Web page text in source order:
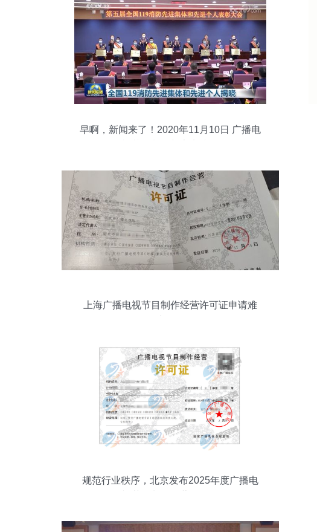
早啊，新闻来了！2020年11月10日 广播电
上海广播电视节目制作经营许可证申请难
规范行业秩序，北京发布2025年度广播电